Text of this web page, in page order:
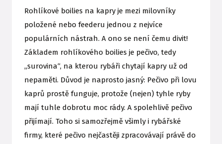
Rohlíkové boilies na kapry je mezi milovníky
položené nebo feederu jednou z nejvíce
populárních nástrah. A ono se není čemu divit!
Základem rohlíkového boilies je pečivo, tedy
„surovina“, na kterou rybáři chytají kapry už od
nepaměti. Důvod je naprosto jasný: Pečivo při lovu
kaprů prostě funguje, protože (nejen) tyhle ryby
mají tuhle dobrotu moc rády. A spolehlivě pečivo
přijímají. Toho si samozřejmě všimly i rybářské
firmy, které pečivo nejčastěji zpracovávají právě do